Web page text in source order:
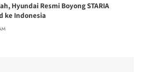
Hyundai Resmi Boyong STARIA
ke Indonesia